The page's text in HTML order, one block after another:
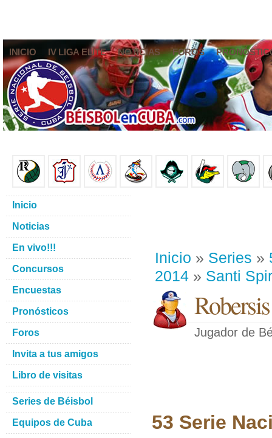
INICIO IV LIGA ELITE NOTICIAS FOROS
Inicio » Series »
2014 » Santi
Jugador de
53 Serie
Inicio
Noticias
En vivo!!!
Concursos
Encuestas
Pronósticos
Foros
Invita a tus amigos
Libro de visitas
Series de Béisbol
Equipos de Cuba